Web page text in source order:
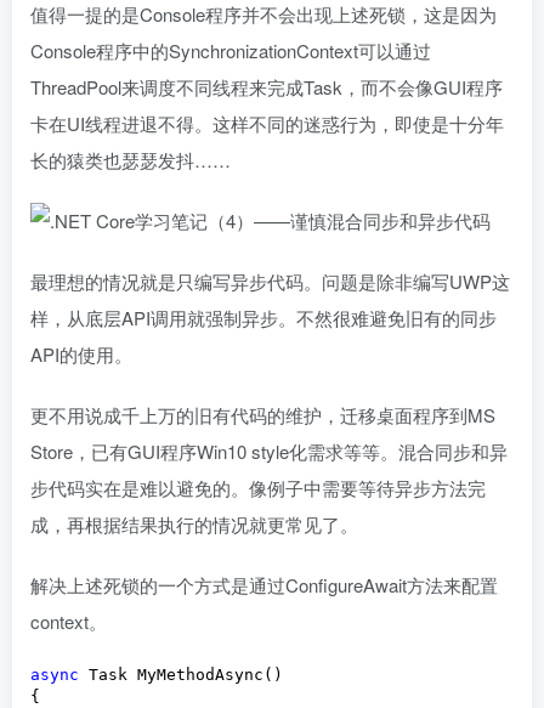
值得一提的是Console程序并不会出现上述死锁，这是因为
Console程序中的SynchronizationContext可以通过
ThreadPool来调度不同线程来完成Task，而不会像GUI程序
卡在UI线程进退不得。这样不同的迷惑行为，即使是十分年
长的猿类也瑟瑟发抖……
最理想的情况就是只编写异步代码。问题是除非编写UWP这
样，从底层API调用就强制异步。不然很难避免旧有的同步
API的使用。
更不用说成千上万的旧有代码的维护，迁移桌面程序到MS
Store，已有GUI程序Win10 style化需求等等。混合同步和异
步代码实在是难以避免的。像例子中需要等待异步方法完
成，再根据结果执行的情况就更常见了。
解决上述死锁的一个方式是通过ConfigureAwait方法来配置
context。
async Task MyMethodAsync()
{